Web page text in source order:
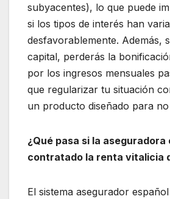
subyacentes), lo que puede
si los tipos de interés han
desfavorablemente. Además,
capital, perderás la
por los ingresos mensuales
que regularizar tu situación
un producto diseñado para
¿Qué pasa si la aseguradora
contratado la renta vitalicia
El sistema asegurador